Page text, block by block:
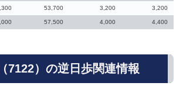
53,700 3,200 3,200
57,500 4,000 4,400
7122）の逆日歩関連情報